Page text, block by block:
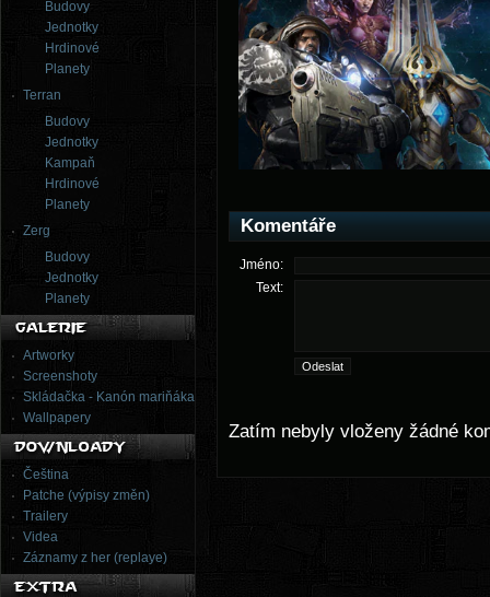
Budovy
Jednotky
Hrdinové
Planety
Terran
Budovy
Jednotky
Kampaň
Hrdinové
Planety
Zerg
Budovy
Jednotky
Planety
Artworky
Screenshoty
Skládačka - Kanón mariňáka
Wallpapery
Čeština
Patche (výpisy změn)
Trailery
Videa
Záznamy z her (replaye)
Komentáře
Jméno:
Text:
Zatím nebyly vloženy žádné